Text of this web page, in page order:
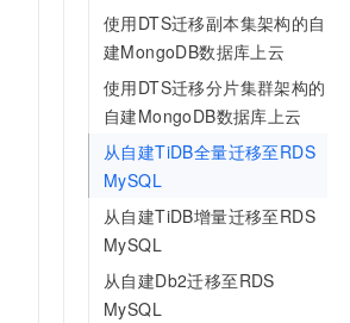
使用DTS迁移副本集架构的自
建MongoDB数据库上云
使用DTS迁移分片集群架构的
自建MongoDB数据库上云
从自建TiDB全量迁移至RDS
MySQL
从自建TiDB增量迁移至RDS
MySQL
从自建Db2迁移至RDS
MySQL